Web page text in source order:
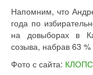
Напомним, что
года по
на довыборах в
созыва, набрав 63 %
Фото с сайта: